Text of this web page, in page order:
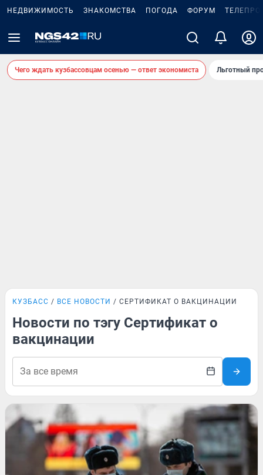
НЕДВИЖИМОСТЬ ЗНАКОМСТВА ПОГОДА ФОРУМ
Чего ждать кузбассовцам осенью — ответ экономиста Льготный
КУЗБАСС ВСЕ НОВОСТИ СЕРТИФИКАТ О ВАКЦИНАЦИИ
Новости по тэгу Сертификат о
вакцинации